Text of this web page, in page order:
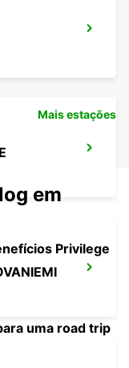
Mais estações
em
Privilege
uma road trip